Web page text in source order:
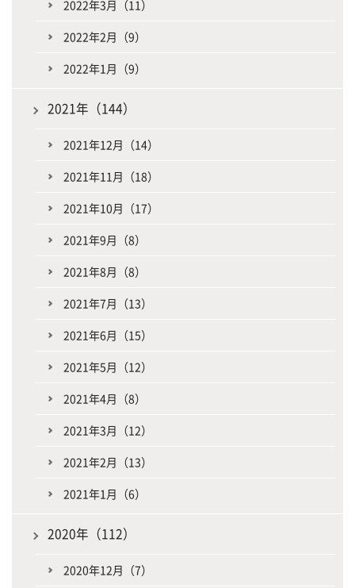
2022年3月（11）
2022年2月（9）
2022年1月（9）
2021年（144）
2021年12月（14）
2021年11月（18）
2021年10月（17）
2021年9月（8）
2021年8月（8）
2021年7月（13）
2021年6月（15）
2021年5月（12）
2021年4月（8）
2021年3月（12）
2021年2月（13）
2021年1月（6）
2020年（112）
2020年12月（7）